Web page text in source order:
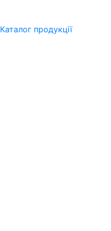
Каталог продукції